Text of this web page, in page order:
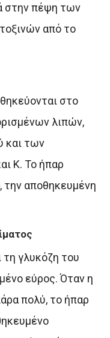
στην πέψη των
από το
στο
λιπών,
και των
Κ. Το ήπαρ
την αποθηκευμένη
γλυκόζη του
εύρος. Όταν η
πολύ, το ήπαρ